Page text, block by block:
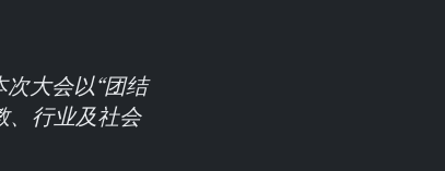
大会以“团结
行业及社会